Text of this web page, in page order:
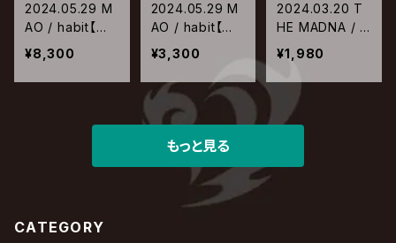
2024.05.29 M
AO / habit【初
回生産限定盤】
¥8,300
2024.05.29 M
AO / habit【通
常盤】
¥3,300
2024.03.20 T
HE MADNA / B
LAZE【Type-A】
¥1,980
もっと見る
CATEGORY